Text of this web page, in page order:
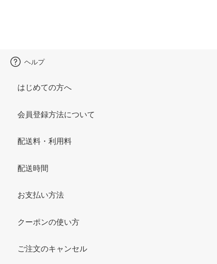
ヘルプ
はじめての方へ
会員登録方法について
配送料・利用料
配送時間
お支払い方法
クーポンの使い方
ご注文のキャンセル